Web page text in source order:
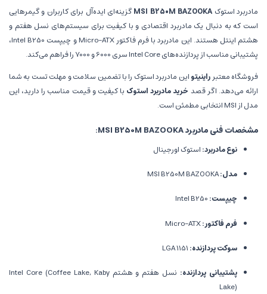
مادربرد استوک MSI B250M BAZOOKAگزینه‌ای ایده‌آل برای کاربران و گیمرهایی
است که به دنبال یک مادربرد اقتصادی و با کیفیت برای سیستم‌های نسل هفتم و
هشتم اینتل هستند. این مادربرد با فرم فاکتور Micro-ATX و چیپست Intel B250،
پشتیبانی مناسب از پردازنده‌های Intel Core سری 6000 و 7000 را فراهم می‌کند.
فروشگاه معتبرراینیتواین مادربرد استوک را با تضمین سلامت و مهلت تست به شما
ارائه می‌دهد. اگر قصد خرید مادربرد استوک با کیفیت و قیمت مناسب را دارید، این
مدل از MSI انتخابی مطمئن است.
مشخصات فنی مادربرد MSI B250M BAZOOKA:
نوع مادربرد:استوک اورجینال
مدل:MSI B250M BAZOOKA
چیپست:
فرم فاکتور:
سوکت پردازنده:
پشتیبانی پردازنده:
نسل هفتم و هشتم Intel Core (Coffee Lake, Kaby
Lake)